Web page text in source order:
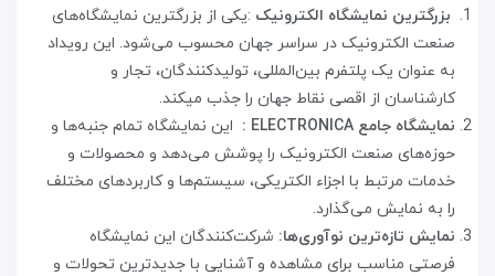
بزرگترین نمایشگاه الکترونیک :یکی از بزرگترین نمایشگاه‌های
صنعت الکترونیک در سراسر جهان محسوب می‌شود. این رویداد
به عنوان یک پلتفرم بین‌المللی، تولیدکنندگان، تجار و
کارشناسان از اقصی نقاط جهان را جذب میکند.
نمایشگاه جامع : ELECTRONICA این نمایشگاه تمام جنبه‌ها و
حوزه‌های صنعت الکترونیک را پوشش می‌دهد و محصولات و
خدمات مرتبط با اجزاء الکتریکی، سیستم‌ها و کاربردهای مختلف
را به نمایش می‌گذارد.
نمایش تازه‌ترین نوآوری‌ها: شرکت‌کنندگان این نمایشگاه
فرصتی مناسب برای مشاهده و آشنایی با جدیدترین تحولات و